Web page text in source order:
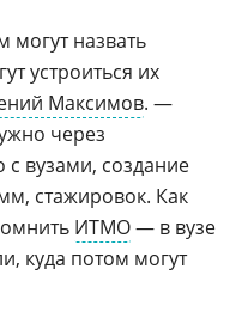
могут назвать
устроиться их
Максимов. —
через
с вузами, создание
стажировок. Как
ИТМО— в вузе
куда потом могут